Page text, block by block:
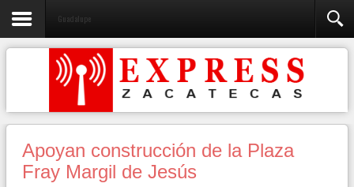
Guadalupe
Apoyan construcción de la Plaza
Fray Margil de Jesús